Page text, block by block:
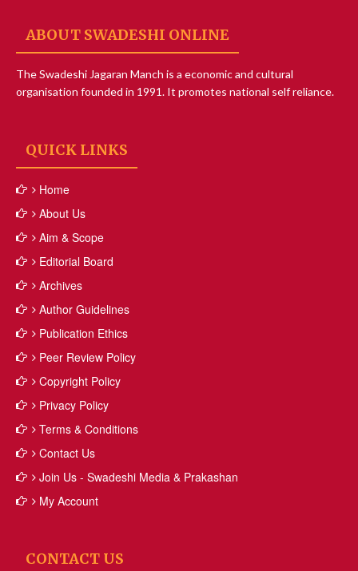
ABOUT SWADESHI ONLINE
The Swadeshi Jagaran Manch is a economic and cultural
organisation founded in 1991. It promotes national self reliance.
QUICK LINKS
Home
About Us
Aim & Scope
Editorial Board
Archives
Author Guidelines
Publication Ethics
Peer Review Policy
Copyright Policy
Privacy Policy
Terms & Conditions
Contact Us
Join Us - Swadeshi Media & Prakashan
My Account
CONTACT US